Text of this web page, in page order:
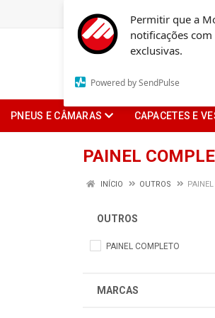
Permitir que a
notificações
exclusivas.
Powered by SendPulse
PNEUS E CÂMARAS CAPACETES E
PAINEL
INÍCIO OUTROS
OUTROS
PAINEL COMPLETO
MARCAS